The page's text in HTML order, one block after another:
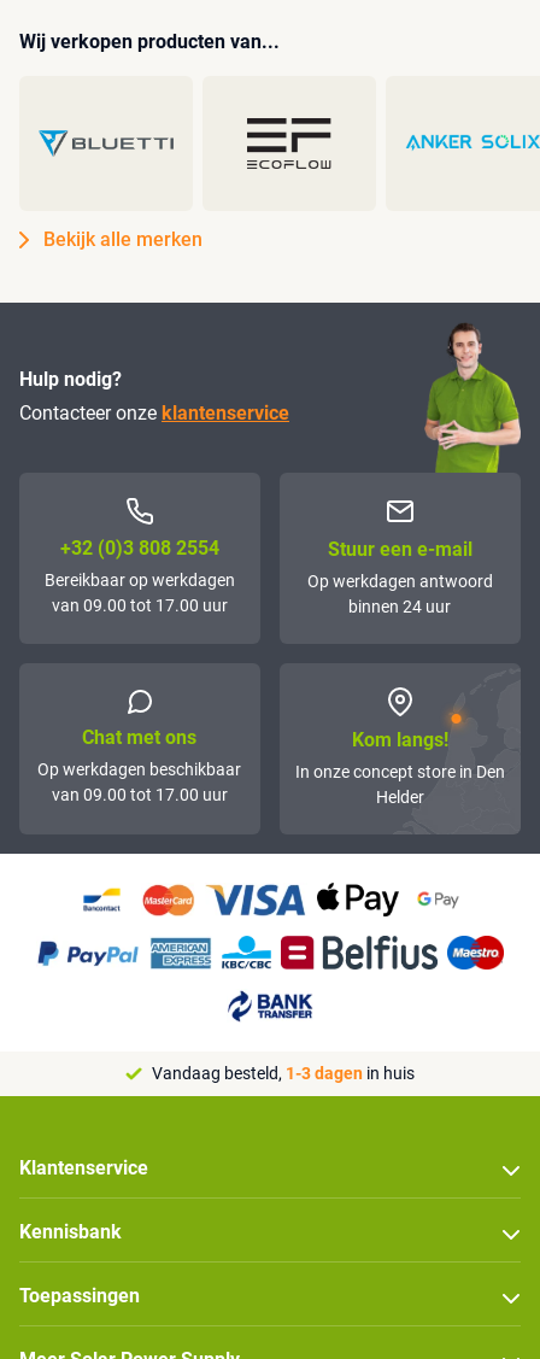
Wij verkopen producten van...
Bekijk alle merken
Hulp nodig?
Contacteer onze klantenservice
+32 (0)3 808 2554
Bereikbaar op werkdagen
van 09.00 tot 17.00 uur
Stuur een e-mail
Op werkdagen antwoord
binnen 24 uur
Chat met ons
Op werkdagen beschikbaar
van 09.00 tot 17.00 uur
Kom langs!
In onze concept store in Den
Helder
Vandaag besteld, 1-3 dagen in huis
Klantenservice
Kennisbank
Toepassingen